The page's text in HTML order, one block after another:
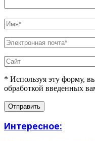
* Используя эту форму,
обработкой введенных
Интересное: